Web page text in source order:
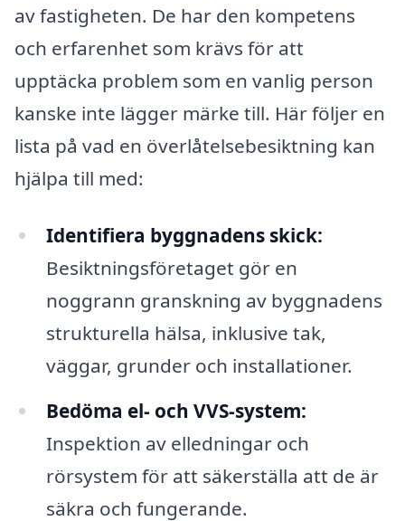
av fastigheten. De har den kompetens
och erfarenhet som krävs för att
upptäcka problem som en vanlig person
kanske inte lägger märke till. Här följer en
lista på vad en överlåtelsebesiktning kan
hjälpa till med:
Identifiera byggnadens skick:
Besiktningsföretaget gör en
noggrann granskning av byggnadens
strukturella hälsa, inklusive tak,
väggar, grunder och installationer.
Bedöma el- och VVS-system:
Inspektion av elledningar och
rörsystem för att säkerställa att de är
säkra och fungerande.